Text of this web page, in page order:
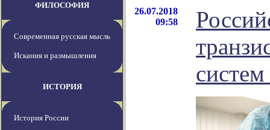
ФИЛОСОФИЯ
Современная русская мысль
Искания и размышления
ИСТОРИЯ
История России
26.07.2018
09:58
систем